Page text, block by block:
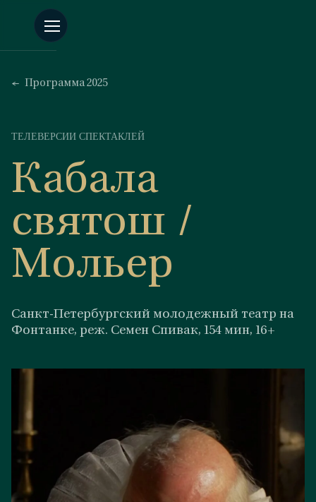
Программа 2025
ТЕЛЕВЕРСИИ СПЕКТАКЛЕЙ
Кабала
святош /
Мольер
Санкт-Петербургский молодежный театр на
Фонтанке, реж. Семен Спивак, 154 мин, 16+